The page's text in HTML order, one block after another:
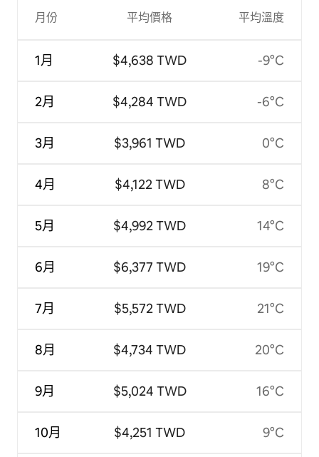
月份
1月
2月
3月
4月
5月
6月
7月
8月
9月
10月
平均價格
$4,638 TWD
$4,284 TWD
$3,961 TWD
$4,122 TWD
$4,992 TWD
$6,377 TWD
$5,572 TWD
$4,734 TWD
$5,024 TWD
$4,251 TWD
平均溫度
-9°C
-6°C
0°C
8°C
14°C
19°C
21°C
20°C
16°C
9°C